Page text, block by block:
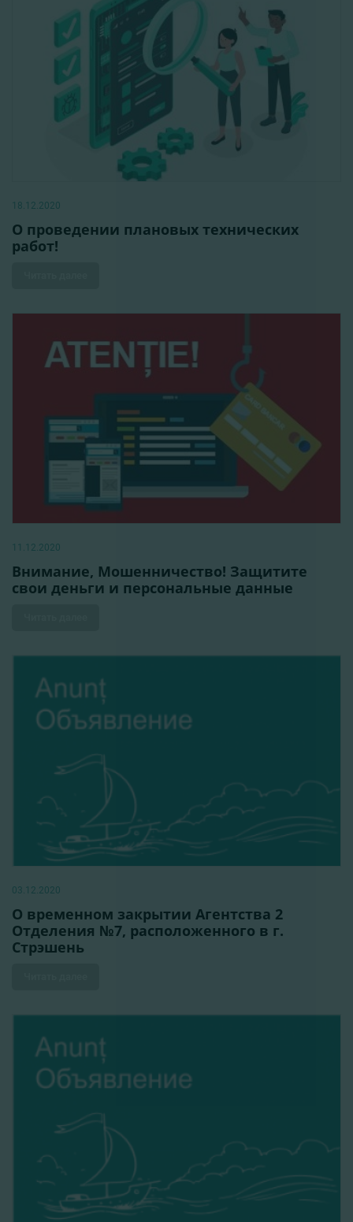
18.12.2020
О проведении плановых технических
работ!
11.12.2020
Внимание, Мошенничество! Защитите
свои деньги и персональные данные
03.12.2020
О временном закрытии Агентства 2
Отделения №7, расположенного в г.
Стрэшень